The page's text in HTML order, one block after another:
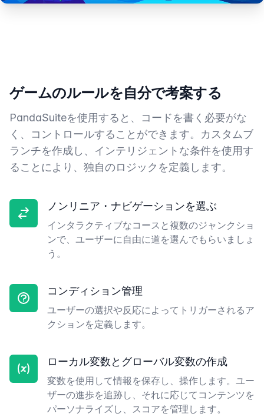
ゲームのルールを自分で考案する
PandaSuiteを使用すると、コードを書く必要がな
く、コントロールすることができます。カスタムブ
ランチを作成し、インテリジェントな条件を使用す
ることにより、独自のロジックを定義します。
ノンリニア・ナビゲーションを選ぶ
インタラクティブなコースと複数のジャンクショ
ンで、ユーザーに自由に道を選んでもらいましょ
う。
コンディション管理
ユーザーの選択や反応によってトリガーされるア
クションを定義します。
ローカル変数とグローバル変数の作成
変数を使用して情報を保存し、操作します。ユー
ザーの進歩を追跡し、それに応じてコンテンツを
パーソナライズし、スコアを管理します。